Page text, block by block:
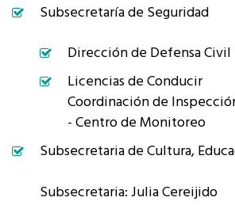
Subsecretaría de Seguridad
Dirección de Defensa Civil
Licencias de Conducir
Coordinación de
- Centro de Monitoreo
Subsecretaria de Cultura,
Subsecretaria: Julia Cereijido